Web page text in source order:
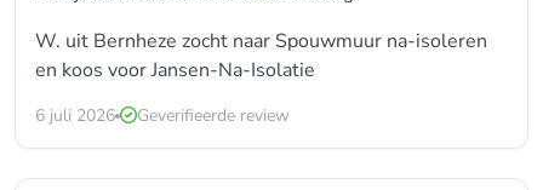
W. uit Bernheze zocht naar Spouwmuur na-isoleren
en koos voorJansen-Na-Isolatie
6 juli 2026 Geverifieerde review